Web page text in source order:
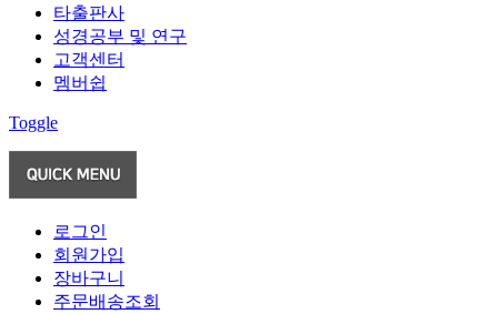
타출판사
성경공부 및 연구
고객센터
멤버쉽
Toggle
로그인
회원가입
장바구니
주문배송조회